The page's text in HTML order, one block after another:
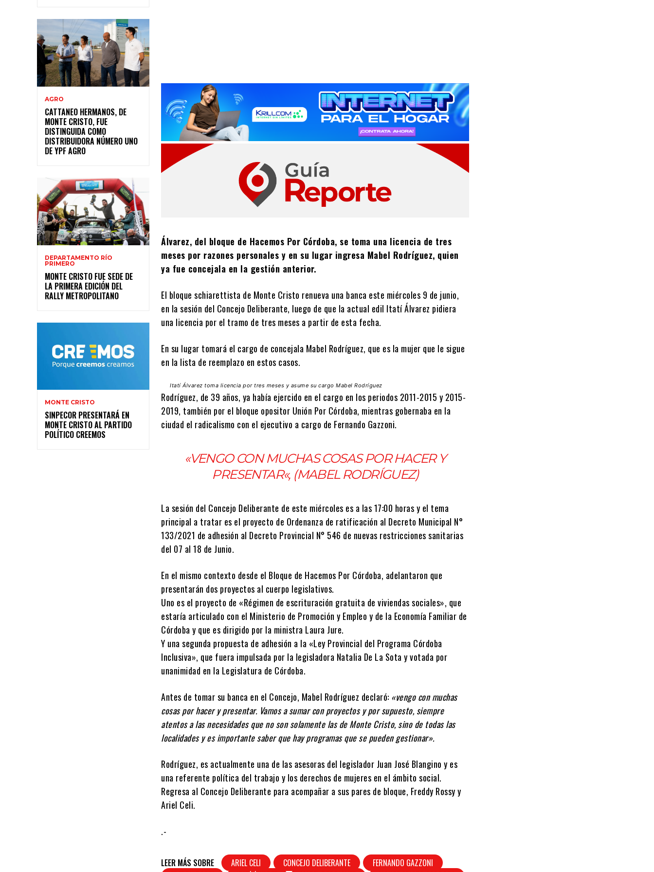
AGRO
CATTANEO HERMANOS, DE
MONTE CRISTO, FUE
DISTINGUIDA COMO
DISTRIBUIDORA NÚMERO UNO
DE YPF AGRO
DEPARTAMENTO RÍO
PRIMERO
MONTE CRISTO FUE SEDE DE
LA PRIMERA EDICIÓN DEL
RALLY METROPOLITANO
MONTE CRISTO
SINPECOR PRESENTARÁ EN
MONTE CRISTO AL PARTIDO
POLÍTICO CREEMOS
Álvarez, del bloque de Hacemos Por Córdoba, se toma una licencia de tres
meses por razones personales y en su lugar ingresa Mabel Rodríguez, quien
ya fue concejala en la gestión anterior.
El bloque schiarettista de Monte Cristo renueva una banca este miércoles 9 de junio,
en la sesión del Concejo Deliberante, luego de que la actual edil Itatí Álvarez pidiera
una licencia por el tramo de tres meses a partir de esta fecha.
En su lugar tomará el cargo de concejala Mabel Rodríguez, que es la mujer que le sigue
en la lista de reemplazo en estos casos.
Itatí Álvarez toma licencia por tres meses y asume su cargo Mabel Rodríguez
Rodríguez, de 39 años, ya había ejercido en el cargo en los periodos 2011-2015 y 2015-
2019, también por el bloque opositor Unión Por Córdoba, mientras gobernaba en la
ciudad el radicalismo con el ejecutivo a cargo de Fernando Gazzoni.
«VENGO CON MUCHAS COSAS POR HACER Y
PRESENTAR«, (MABEL RODRÍGUEZ)
La sesión del Concejo Deliberante de este miércoles es a las 17:00 horas y el tema
principal a tratar es el proyecto de Ordenanza de ratificación al Decreto Municipal N°
133/2021 de adhesión al Decreto Provincial N° 546 de nuevas restricciones sanitarias
del 07 al 18 de Junio.
En el mismo contexto desde el Bloque de Hacemos Por Córdoba, adelantaron que
presentarán dos proyectos al cuerpo legislativos.
Uno es el proyecto de «Régimen de escrituración gratuita de viviendas sociales», que
estaría articulado con el Ministerio de Promoción y Empleo y de la Economía Familiar de
Córdoba y que es dirigido por la ministra Laura Jure.
Y una segunda propuesta de adhesión a la «Ley Provincial del Programa Córdoba
Inclusiva», que fuera impulsada por la legisladora Natalia De La Sota y votada por
unanimidad en la Legislatura de Córdoba.
Antes de tomar su banca en el Concejo, Mabel Rodríguez declaró: «vengo con muchas
cosas por hacer y presentar. Vamos a sumar con proyectos y por supuesto, siempre
atentos a las necesidades que no son solamente las de Monte Cristo, sino de todas las
localidades y es importante saber que hay programas que se pueden gestionar».
Rodríguez, es actualmente una de las asesoras del legislador Juan José Blangino y es
una referente política del trabajo y los derechos de mujeres en el ámbito social.
Regresa al Concejo Deliberante para acompañar a sus pares de bloque, Freddy Rossy y
Ariel Celi.
.-
LEER MÁS SOBRE ARIEL CELI CONCEJO DELIBERANTE
FERNANDO GAZZONI